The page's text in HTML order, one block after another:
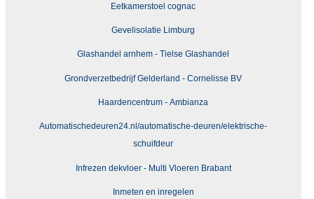
Eetkamerstoel cognac
Gevelisolatie Limburg
Glashandel arnhem - Tielse Glashandel
Grondverzetbedrijf Gelderland - Cornelisse BV
Haardencentrum - Ambianza
Automatischedeuren24.nl/automatische-deuren/elektrische-
schuifdeur
Infrezen dekvloer - Multi Vloeren Brabant
Inmeten en inregelen